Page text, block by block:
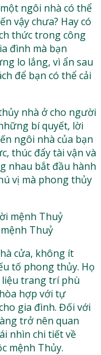
ngôi nhà có thể
vậy chưa? Hay có
thức trong công
đình mà bạn
lo lắng, vì ẩn sau
để bạn có thể cải
nhà ở cho người
bí quyết, lời
ngôi nhà của bạn
thúc đẩy tài vận và
nhau bắt đầu hành
vị mà phong thủy
Thuỷ
cửa, không ít
tố phong thủy. Họ
liệu trang trí phù
hợp với tự
gia đình. Đối với
trở nên quan
nhìn chi tiết về
mệnh Thủy.